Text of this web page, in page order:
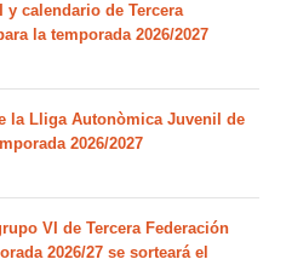
y calendario de Tercera
la temporada 2026/2027
la Lliga Autonòmica Juvenil de
2026/2027
VI de Tercera Federación
2026/27 se sorteará el